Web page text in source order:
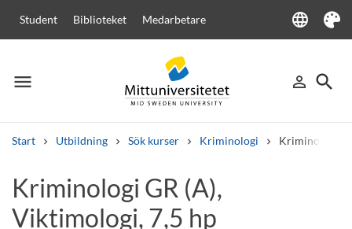
Student Biblioteket Medarbetare language
Language
Tema
menu
Meny person_outline
Logga in
search
Sök
Start Utbildning Sök kurser Kriminologi Kriminologi
Andra söktjänster
Kurser och programKursplanerVälkomstbrev
Kriminologi GR (A),
Viktimologi, 7,5 hp